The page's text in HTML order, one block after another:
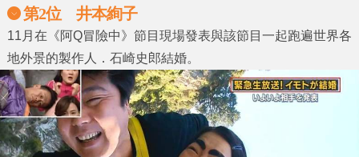
第2位 井本絢子
11月在《阿Q冒險中》節目現場發表與該節目一起跑遍世界各
地外景的製作人．石崎史郎結婚。